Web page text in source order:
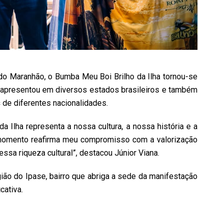
Maranhão, o Bumba Meu Boi Brilho da Ilha tornou-se
em diversos estados brasileiros e também
de diferentes nacionalidades.
Ilha representa a nossa cultura, a nossa história e a
reafirma meu compromisso com a valorização
riqueza cultural”, destacou Júnior Viana.
do Ipase, bairro que abriga a sede da manifestação